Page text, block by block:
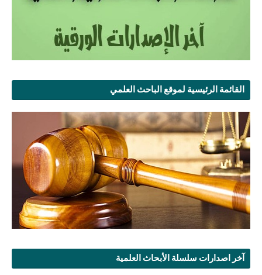
القائمة الرئيسية لموقع الباحث العلمي
آخر اصدارات سلسلة الأبحاث العلمية